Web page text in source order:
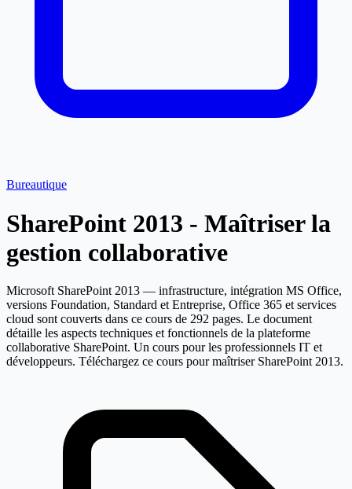
Bureautique
SharePoint 2013 - Maîtriser la
gestion collaborative
Microsoft SharePoint 2013 — infrastructure, intégration MS Office,
versions Foundation, Standard et Entreprise, Office 365 et services
cloud sont couverts dans ce cours de 292 pages. Le document
détaille les aspects techniques et fonctionnels de la plateforme
collaborative SharePoint. Un cours pour les professionnels IT et
développeurs. Téléchargez ce cours pour maîtriser SharePoint 2013.